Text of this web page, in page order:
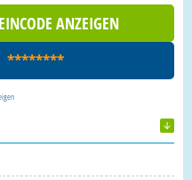
ANZEIGEN
********